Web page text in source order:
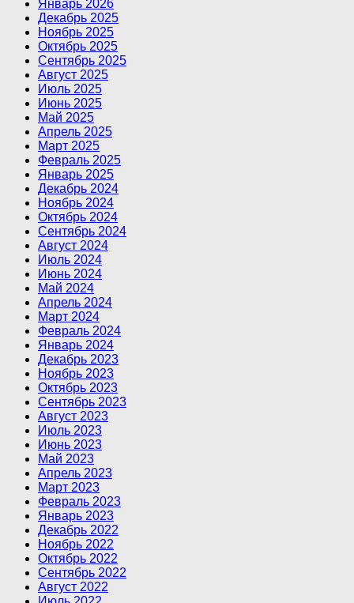
Январь 2026
Декабрь 2025
Ноябрь 2025
Октябрь 2025
Сентябрь 2025
Август 2025
Июль 2025
Июнь 2025
Май 2025
Апрель 2025
Март 2025
Февраль 2025
Январь 2025
Декабрь 2024
Ноябрь 2024
Октябрь 2024
Сентябрь 2024
Август 2024
Июль 2024
Июнь 2024
Май 2024
Апрель 2024
Март 2024
Февраль 2024
Январь 2024
Декабрь 2023
Ноябрь 2023
Октябрь 2023
Сентябрь 2023
Август 2023
Июль 2023
Июнь 2023
Май 2023
Апрель 2023
Март 2023
Февраль 2023
Январь 2023
Декабрь 2022
Ноябрь 2022
Октябрь 2022
Сентябрь 2022
Август 2022